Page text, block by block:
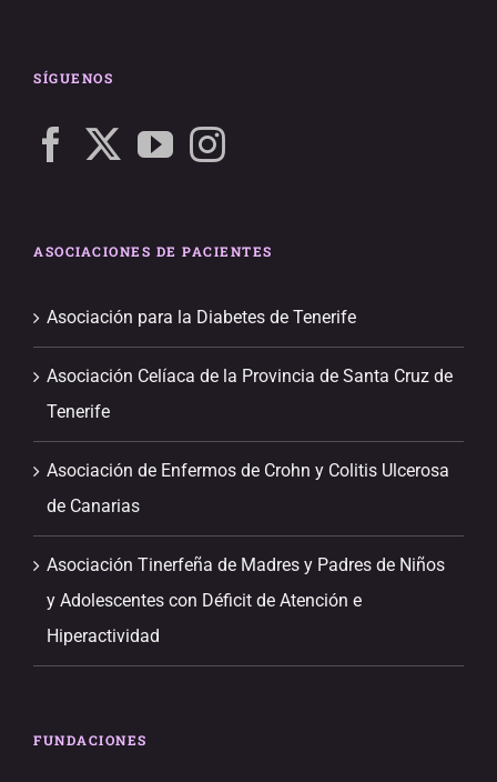
SÍGUENOS
ASOCIACIONES DE PACIENTES
Asociación para la Diabetes de Tenerife
Asociación Celíaca de la Provincia de Santa Cruz de
Tenerife
Asociación de Enfermos de Crohn y Colitis Ulcerosa
de Canarias
Asociación Tinerfeña de Madres y Padres de Niños
y Adolescentes con Déficit de Atención e
Hiperactividad
FUNDACIONES